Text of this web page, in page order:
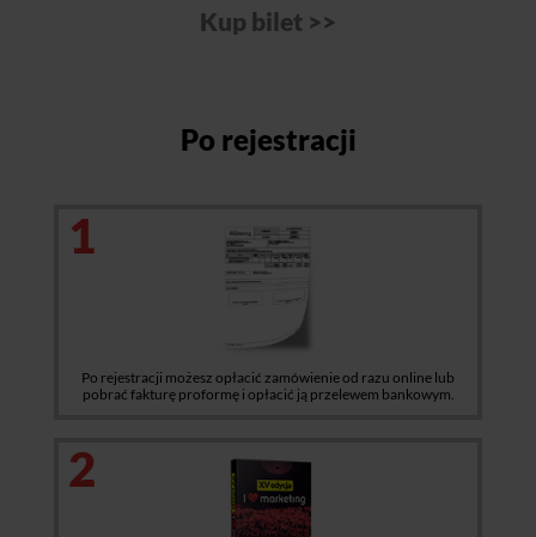
Po rejestracji
1
Po rejestracji możesz opłacić zamówienie od razu online lub
pobrać fakturę proformę i opłacić ją przelewem bankowym.
2